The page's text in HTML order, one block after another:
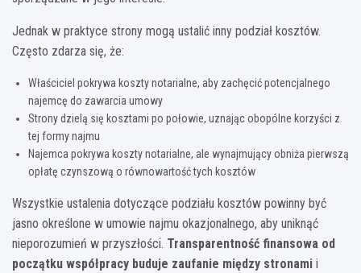
Jednak w praktyce strony mogą ustalić inny podział kosztów.
Często zdarza się, że:
Właściciel pokrywa koszty notarialne, aby zachęcić potencjalnego
najemcę do zawarcia umowy
Strony dzielą się kosztami po połowie, uznając obopólne korzyści z
tej formy najmu
Najemca pokrywa koszty notarialne, ale wynajmujący obniża pierwszą
opłatę czynszową o równowartość tych kosztów
Wszystkie ustalenia dotyczące podziału kosztów powinny być
jasno określone w umowie najmu okazjonalnego, aby uniknąć
nieporozumień w przyszłości. Transparentność finansowa od
początku współpracy buduje zaufanie między stronami i